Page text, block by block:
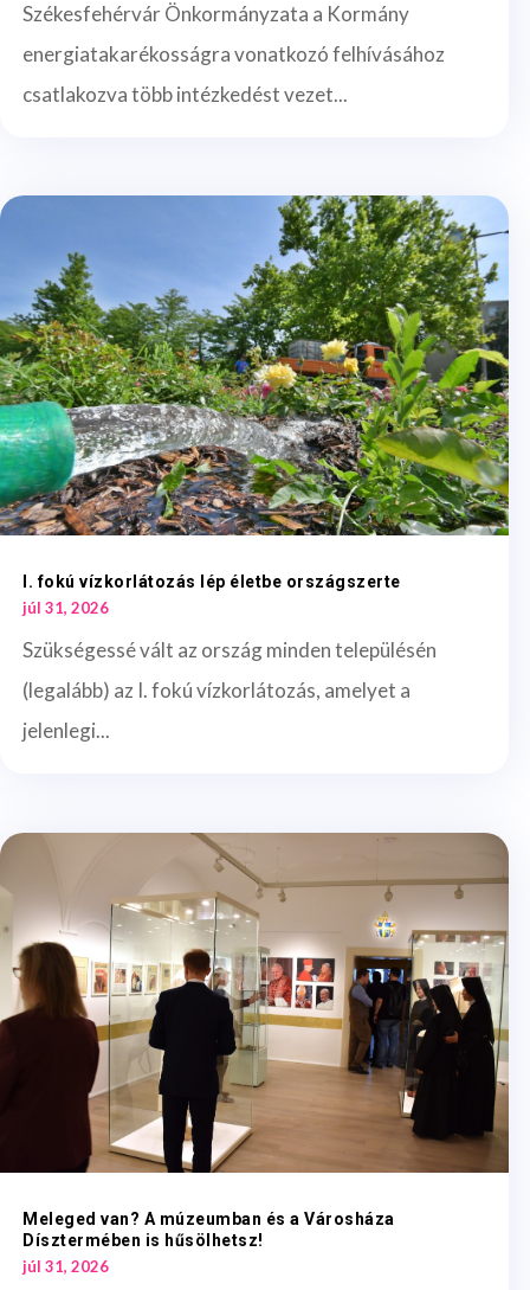
Székesfehérvár Önkormányzata a Kormány
energiatakarékosságra vonatkozó felhívásához
csatlakozva több intézkedést vezet...
I. fokú vízkorlátozás lép életbe országszerte
júl 31, 2026
Szükségessé vált az ország minden településén
(legalább) az I. fokú vízkorlátozás, amelyet a
jelenlegi...
Meleged van? A múzeumban és a Városháza
Dísztermében is hűsölhetsz!
júl 31, 2026